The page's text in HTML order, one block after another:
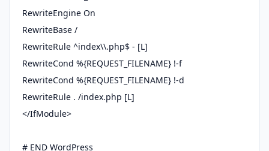
RewriteEngine On
RewriteBase /
RewriteRule ^index\\.php$ - [L]
RewriteCond %{REQUEST_FILENAME} !-f
RewriteCond %{REQUEST_FILENAME} !-d
RewriteRule . /index.php [L]
</IfModule>
# END WordPress